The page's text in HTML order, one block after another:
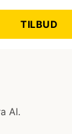
TILBUD
AI.